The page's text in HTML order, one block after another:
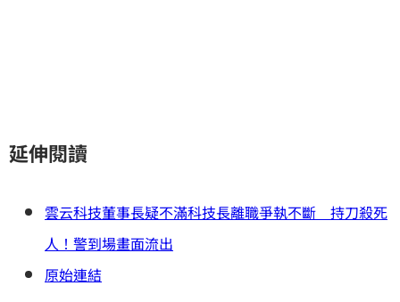
延伸閱讀
雲云科技董事長疑不滿科技長離職爭執不斷 持刀殺死
人！警到場畫面流出
原始連結